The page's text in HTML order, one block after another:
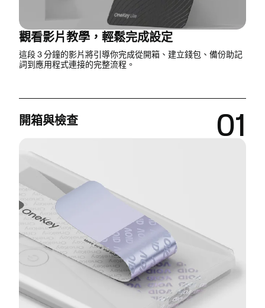
觀看影片教學，輕鬆完成設定
這段 3 分鐘的影片將引導你完成從開箱、建立錢包、備份助記
詞到應用程式連接的完整流程。
開箱與檢查 01